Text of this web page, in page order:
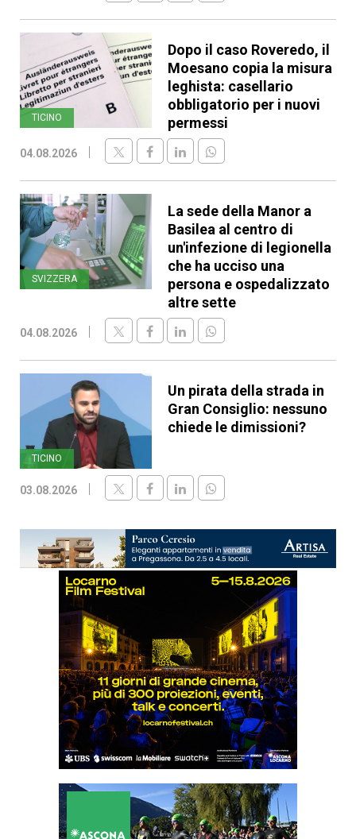
TICINO
Dopo il caso Roveredo, il
Moesano copia la misura
leghista: casellario
obbligatorio per i nuovi
permessi
04.08.2026
SVIZZERA
La sede della Manor a
Basilea al centro di
un'infezione di legionella
che ha ucciso una
persona e ospedalizzato
altre sette
04.08.2026
TICINO
Un pirata della strada in
Gran Consiglio: nessuno
chiede le dimissioni?
03.08.2026